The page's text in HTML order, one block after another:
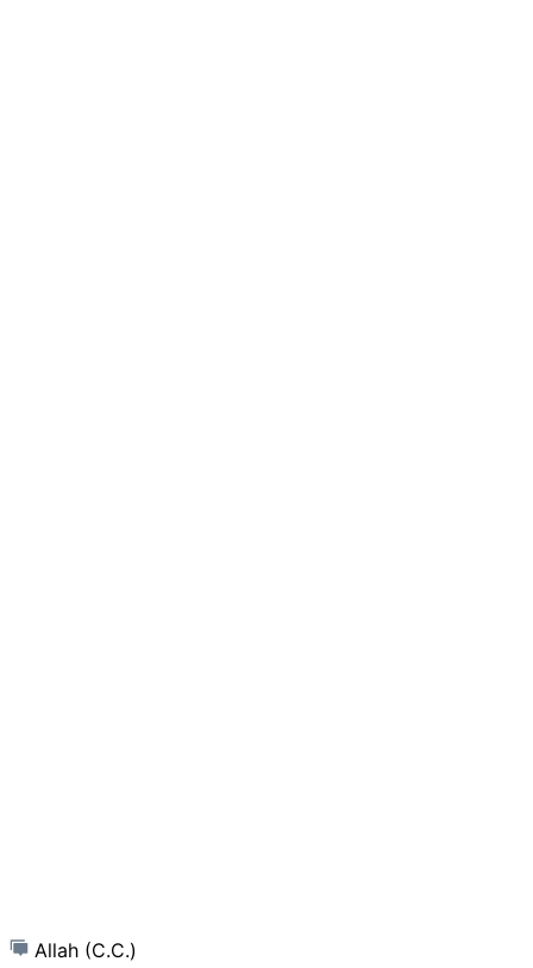
Allah (C.C.)